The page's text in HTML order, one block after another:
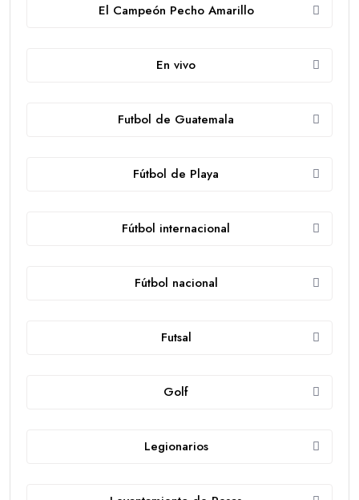
El Campeón Pecho Amarillo
En vivo
Futbol de Guatemala
Fútbol de Playa
Fútbol internacional
Fútbol nacional
Futsal
Golf
Legionarios